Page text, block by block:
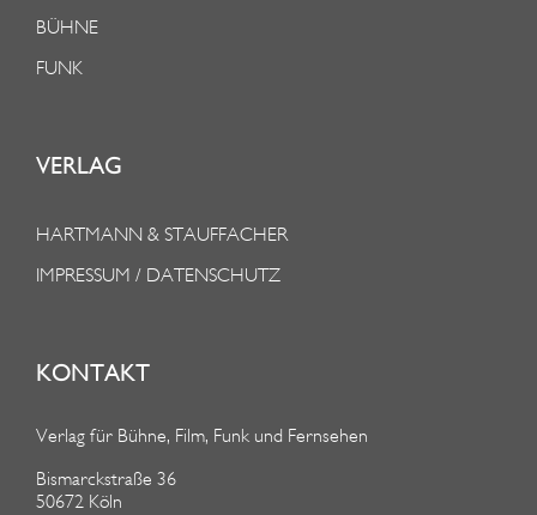
BÜHNE
FUNK
VERLAG
HARTMANN & STAUFFACHER
IMPRESSUM / DATENSCHUTZ
KONTAKT
Verlag für Bühne, Film, Funk und Fernsehen
Bismarckstraße 36
50672 Köln